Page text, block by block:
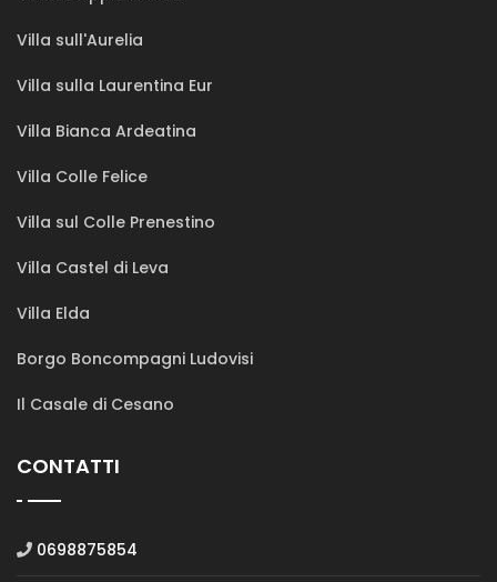
Villa sull'Aurelia
Villa sulla Laurentina Eur
Villa Bianca Ardeatina
Villa Colle Felice
Villa sul Colle Prenestino
Villa Castel di Leva
Villa Elda
Borgo Boncompagni Ludovisi
Il Casale di Cesano
CONTATTI
0698875854